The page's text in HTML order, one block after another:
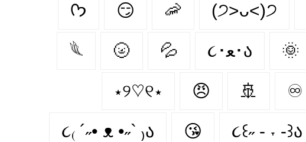
ᡣ𐭩 😏 🦐 (੭˃ᴗ˂)੭
𓆰 🌝 💦 ૮･ﻌ･ა 🌞
⋆୨♡୧⋆ 😠 🚢 ♾
૮₍ ´˶• ᴥ •˶` ₎ა 😘 ૮꒰˶ - ˕ -꒱ა